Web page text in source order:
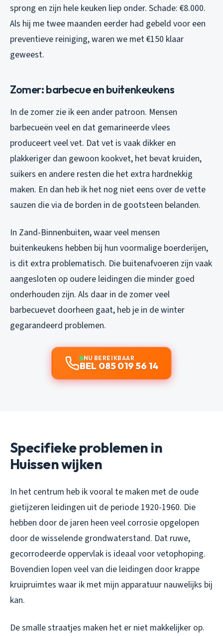
sprong en zijn hele keuken liep onder. Schade: €8.000.
Als hij me twee maanden eerder had gebeld voor een
preventieve reiniging, waren we met €150 klaar
geweest.
Zomer: barbecue en buitenkeukens
In de zomer zie ik een ander patroon. Mensen
barbecueën veel en dat gemarineerde vlees
produceert veel vet. Dat vet is vaak dikker en
plakkeriger dan gewoon kookvet, het bevat kruiden,
suikers en andere resten die het extra hardnekkig
maken. En dan heb ik het nog niet eens over de vette
sauzen die via de borden in de gootsteen belanden.
In Zand-Binnenbuiten, waar veel mensen
buitenkeukens hebben bij hun voormalige boerderijen,
is dit extra problematisch. Die buitenafvoeren zijn vaak
aangesloten op oudere leidingen die minder goed
onderhouden zijn. Als daar in de zomer veel
barbecuevet doorheen gaat, heb je in de winter
gegarandeerd problemen.
NU BEREIKBAAR
BEL 085 019 56 14
Specifieke problemen in
Huissen wijken
In het centrum heb ik vooral te maken met de oude
gietijzeren leidingen uit de periode 1920-1960. Die
hebben door de jaren heen veel corrosie opgelopen
door de wisselende grondwaterstand. Dat ruwe,
gecorrodeerde oppervlak is ideaal voor vetophoping.
Bovendien lopen veel van die leidingen door krappe
kruipruimtes waar ik met mijn apparatuur nauwelijks bij
kan.
De smalle straatjes maken het er niet makkelijker op.